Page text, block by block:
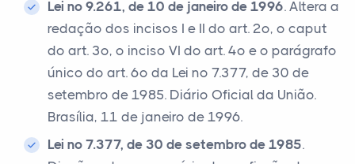
Lei nº 9.261, de 10 de janeiro de 1996. Altera a
redação dos incisos I e II do art. 2º, o caput
do art. 3º, o inciso VI do art. 4º e o parágrafo
único do art. 6º da Lei nº 7.377, de 30 de
setembro de 1985. Diário Oficial da União.
Brasília, 11 de janeiro de 1996.
Lei nº 7.377, de 30 de setembro de 1985.